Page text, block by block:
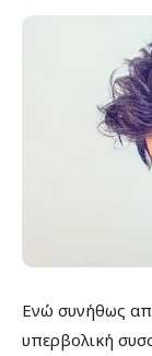
Ενώ συνήθως
υπερβολική